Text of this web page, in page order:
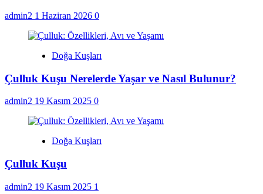
admin2 1 Haziran 2026 0
Doğa Kuşları
Çulluk Kuşu Nerelerde Yaşar ve Nasıl Bulunur?
admin2 19 Kasım 2025 0
Doğa Kuşları
Çulluk Kuşu
admin2 19 Kasım 2025 1